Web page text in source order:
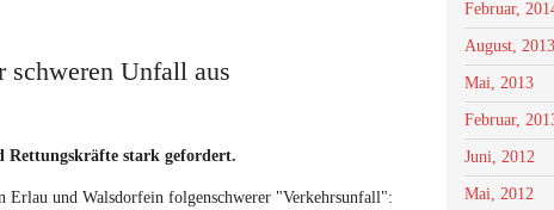
schweren Unfall aus
Rettungskräfte stark gefordert.
Erlau und Walsdorfein folgenschwerer "Verkehrsunfall":
Februar,
August, 2013
Mai, 2013
Februar,
Juni, 2012
Mai, 2012